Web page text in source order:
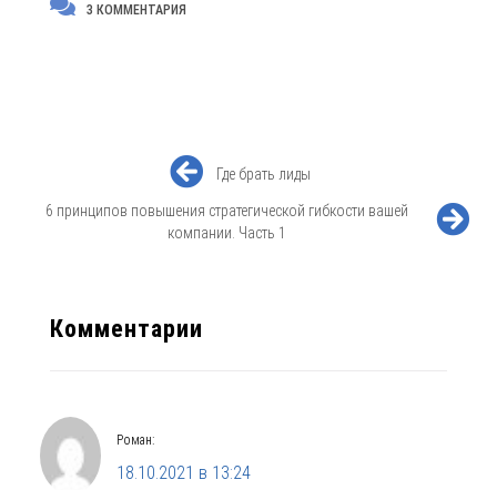
3 КОММЕНТАРИЯ
Где брать лиды
6 принципов повышения стратегической гибкости вашей
компании. Часть 1
Комментарии
Роман:
18.10.2021 в 13:24